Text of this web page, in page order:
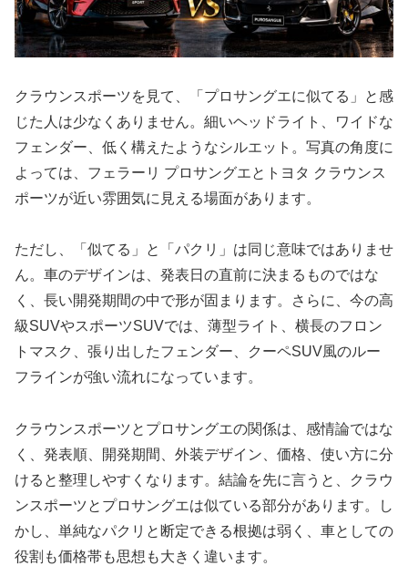
クラウンスポーツを見て、「プロサングエに似てる」と感
じた人は少なくありません。細いヘッドライト、ワイドな
フェンダー、低く構えたようなシルエット。写真の角度に
よっては、フェラーリ プロサングエとトヨタ クラウンス
ポーツが近い雰囲気に見える場面があります。
ただし、「似てる」と「パクリ」は同じ意味ではありませ
ん。車のデザインは、発表日の直前に決まるものではな
く、長い開発期間の中で形が固まります。さらに、今の高
級SUVやスポーツSUVでは、薄型ライト、横長のフロン
トマスク、張り出したフェンダー、クーペSUV風のルー
フラインが強い流れになっています。
クラウンスポーツとプロサングエの関係は、感情論ではな
く、発表順、開発期間、外装デザイン、価格、使い方に分
けると整理しやすくなります。結論を先に言うと、クラウ
ンスポーツとプロサングエは似ている部分があります。し
かし、単純なパクリと断定できる根拠は弱く、車としての
役割も価格帯も思想も大きく違います。